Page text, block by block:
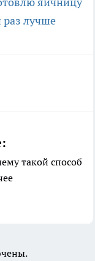
раз лучше
такой способ